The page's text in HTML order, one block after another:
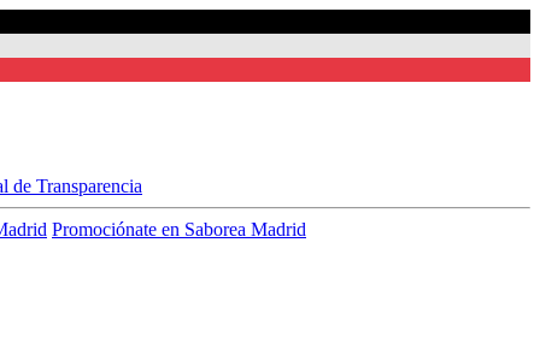
de Transparencia
Promociónate en Saborea Madrid